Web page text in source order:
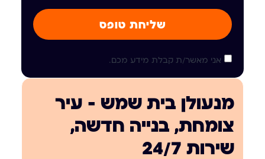
מנעולן בית שמש — עיר
צומחת, בנייה חדשה,
שירות 24/7
אני מאשר/ת קבלת מידע מכם.
שליחת טופס